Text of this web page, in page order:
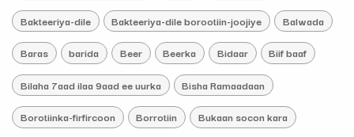
Bakteeriya-dile Bakteeriya-dile borootiin-joojiye Balwada
Baras barida Beer Beerka Bidaar Biif baaf
Bilaha 7aad ilaa 9aad ee uurka Bisha Ramaadaan
Borotiinka-firfircoon Borrotiin Bukaan socon kara